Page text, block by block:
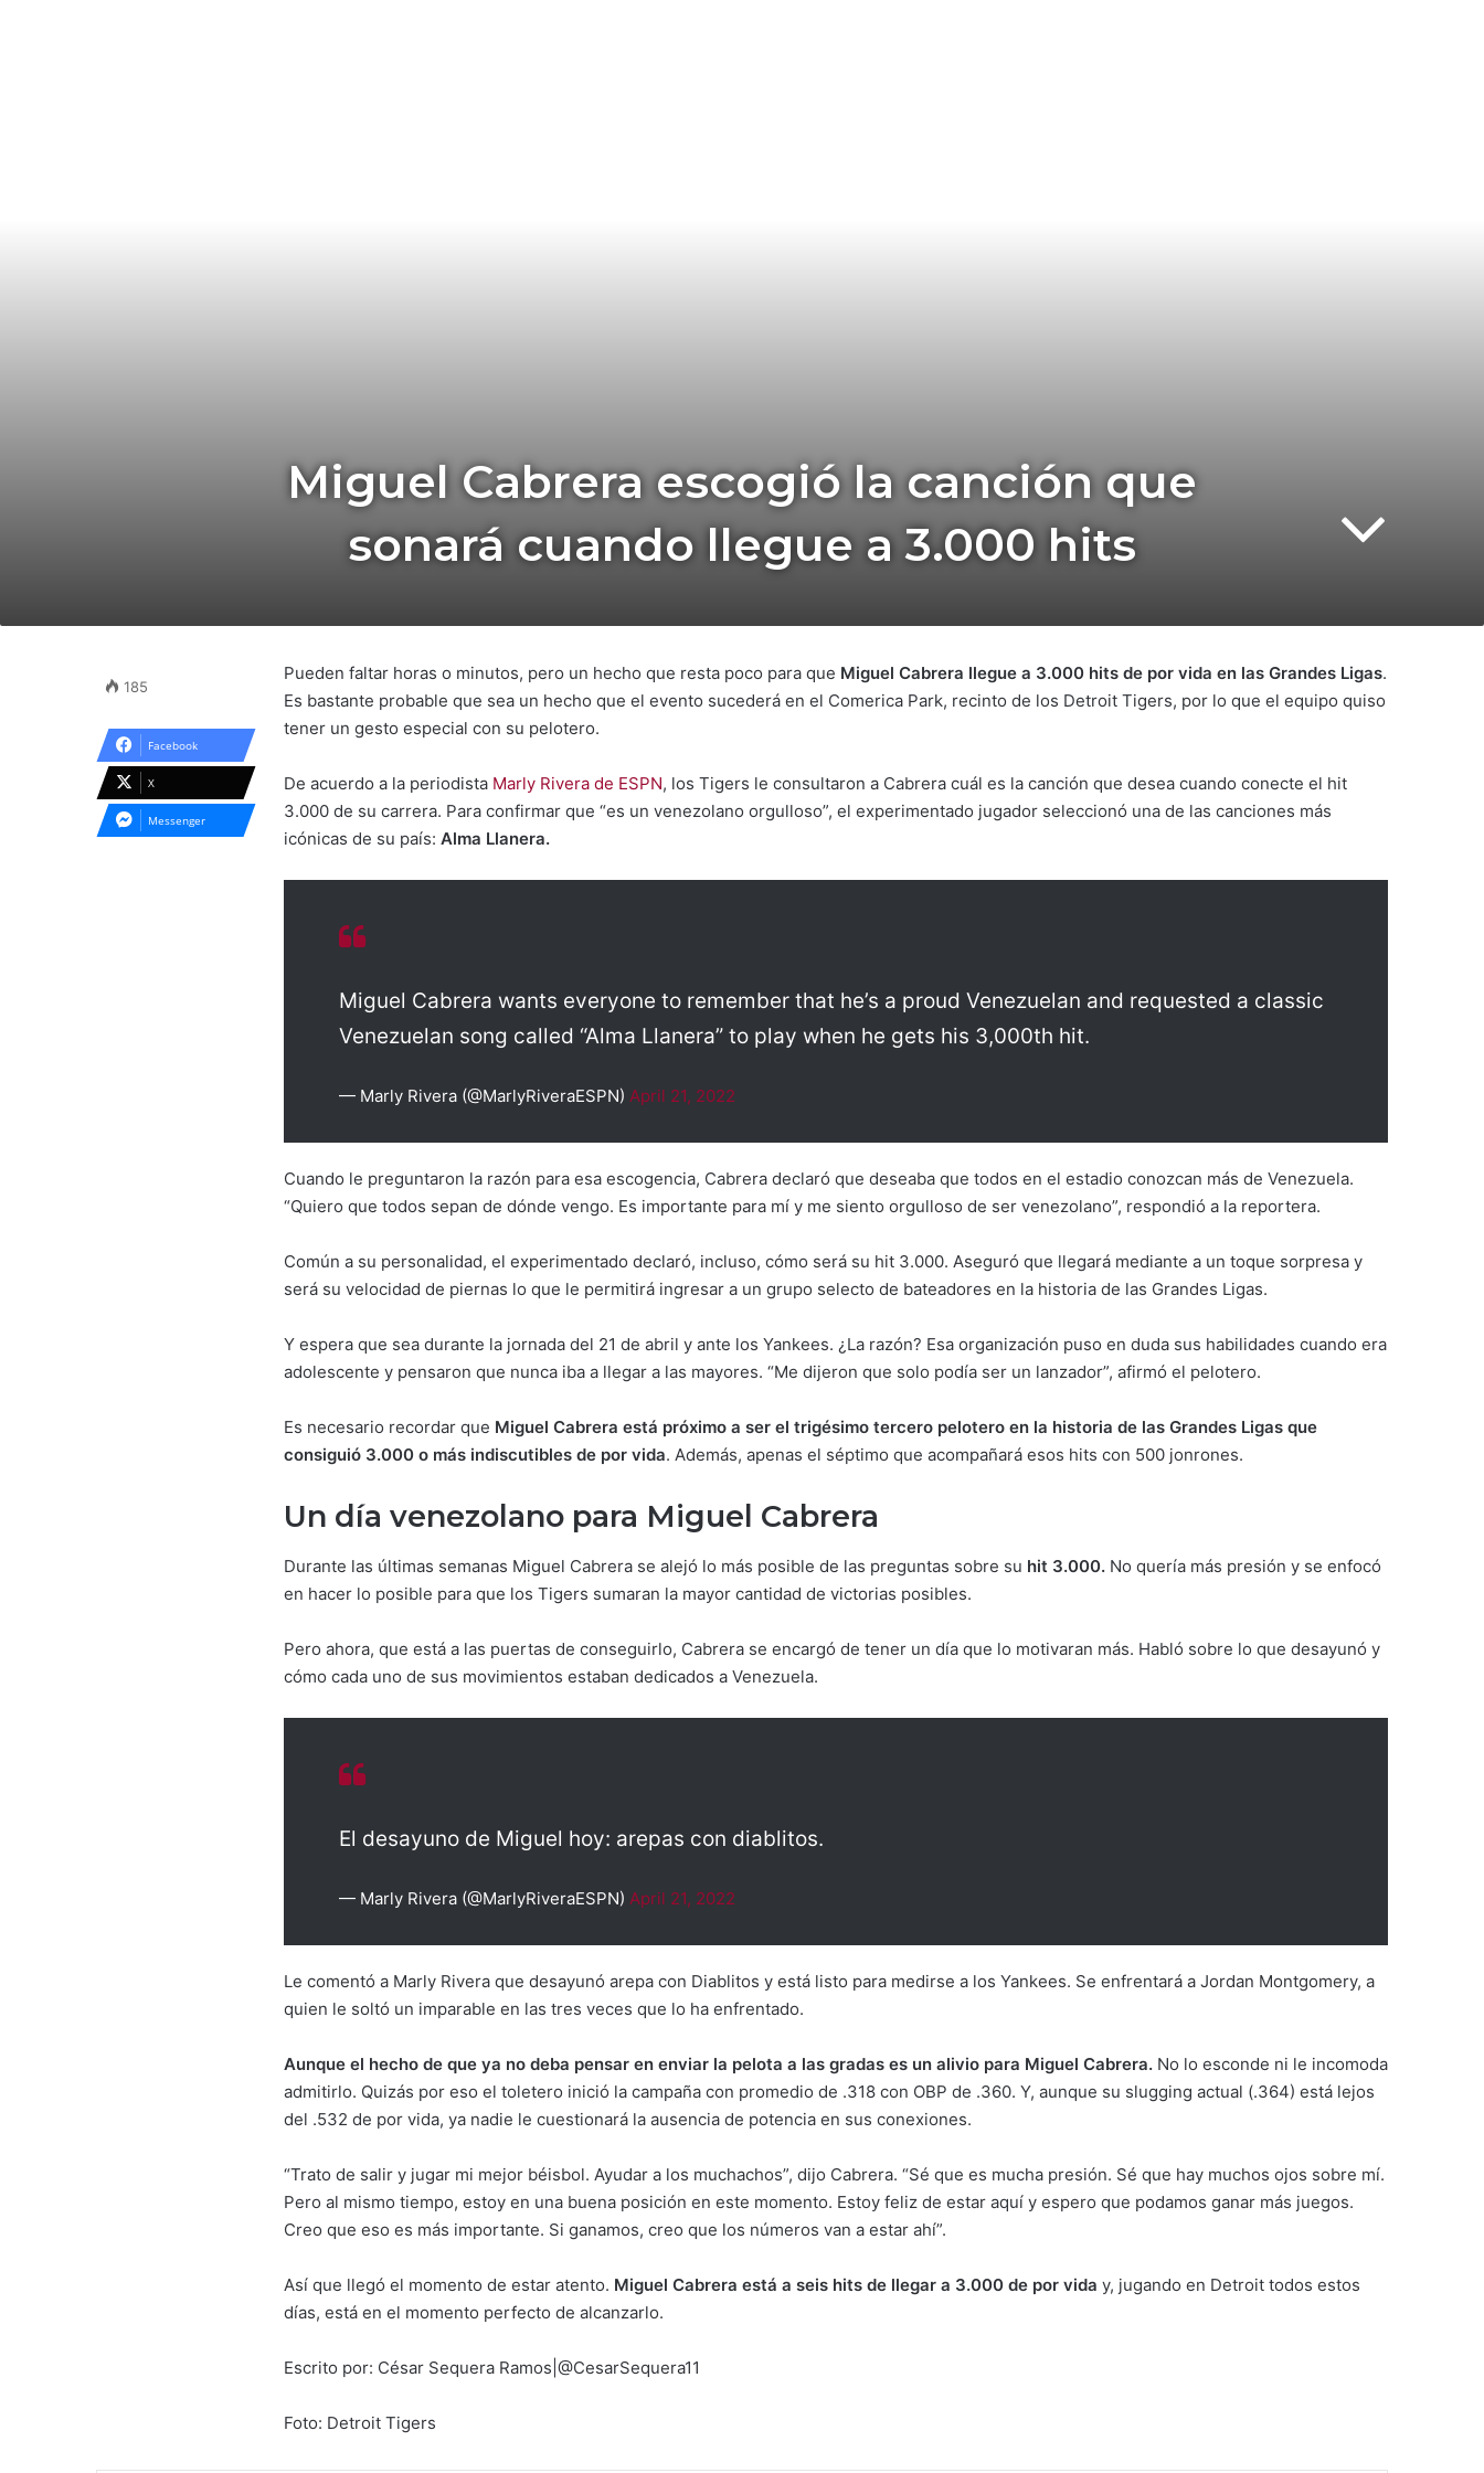
Miguel Cabrera escogió la canción que
sonará cuando llegue a 3.000 hits
Pueden faltar horas o minutos, pero un hecho que resta poco para que Miguel Cabrera llegue a 3.000 hits de por vida en las Grandes Ligas.
Es bastante probable que sea un hecho que el evento sucederá en el Comerica Park, recinto de los Detroit Tigers, por lo que el equipo quiso
tener un gesto especial con su pelotero.
De acuerdo a la periodista Marly Rivera de ESPN, los Tigers le consultaron a Cabrera cuál es la canción que desea cuando conecte el hit
3.000 de su carrera. Para confirmar que “es un venezolano orgulloso”, el experimentado jugador seleccionó una de las canciones más
icónicas de su país: Alma Llanera.
Miguel Cabrera wants everyone to remember that he’s a proud Venezuelan and requested a classic
Venezuelan song called “Alma Llanera” to play when he gets his 3,000th hit.
— Marly Rivera (@MarlyRiveraESPN) April 21, 2022
Cuando le preguntaron la razón para esa escogencia, Cabrera declaró que deseaba que todos en el estadio conozcan más de Venezuela.
“Quiero que todos sepan de dónde vengo. Es importante para mí y me siento orgulloso de ser venezolano”, respondió a la reportera.
Común a su personalidad, el experimentado declaró, incluso, cómo será su hit 3.000. Aseguró que llegará mediante a un toque sorpresa y
será su velocidad de piernas lo que le permitirá ingresar a un grupo selecto de bateadores en la historia de las Grandes Ligas.
Y espera que sea durante la jornada del 21 de abril y ante los Yankees. ¿La razón? Esa organización puso en duda sus habilidades cuando era
adolescente y pensaron que nunca iba a llegar a las mayores. “Me dijeron que solo podía ser un lanzador”, afirmó el pelotero.
Es necesario recordar que Miguel Cabrera está próximo a ser el trigésimo tercero pelotero en la historia de las Grandes Ligas que
consiguió 3.000 o más indiscutibles de por vida. Además, apenas el séptimo que acompañará esos hits con 500 jonrones.
Un día venezolano para Miguel Cabrera
Durante las últimas semanas Miguel Cabrera se alejó lo más posible de las preguntas sobre su hit 3.000. No quería más presión y se enfocó
en hacer lo posible para que los Tigers sumaran la mayor cantidad de victorias posibles.
Pero ahora, que está a las puertas de conseguirlo, Cabrera se encargó de tener un día que lo motivaran más. Habló sobre lo que desayunó y
cómo cada uno de sus movimientos estaban dedicados a Venezuela.
El desayuno de Miguel hoy: arepas con diablitos.
— Marly Rivera (@MarlyRiveraESPN) April 21, 2022
Le comentó a Marly Rivera que desayunó arepa con Diablitos y está listo para medirse a los Yankees. Se enfrentará a Jordan Montgomery, a
quien le soltó un imparable en las tres veces que lo ha enfrentado.
Aunque el hecho de que ya no deba pensar en enviar la pelota a las gradas es un alivio para Miguel Cabrera. No lo esconde ni le incomoda
admitirlo. Quizás por eso el toletero inició la campaña con promedio de .318 con OBP de .360. Y, aunque su slugging actual (.364) está lejos
del .532 de por vida, ya nadie le cuestionará la ausencia de potencia en sus conexiones.
“Trato de salir y jugar mi mejor béisbol. Ayudar a los muchachos”, dijo Cabrera. “Sé que es mucha presión. Sé que hay muchos ojos sobre mí.
Pero al mismo tiempo, estoy en una buena posición en este momento. Estoy feliz de estar aquí y espero que podamos ganar más juegos.
Creo que eso es más importante. Si ganamos, creo que los números van a estar ahí”.
Así que llegó el momento de estar atento. Miguel Cabrera está a seis hits de llegar a 3.000 de por vida y, jugando en Detroit todos estos
días, está en el momento perfecto de alcanzarlo.
Escrito por: César Sequera Ramos|@CesarSequera11
Foto: Detroit Tigers
185
Facebook
X
Messenger